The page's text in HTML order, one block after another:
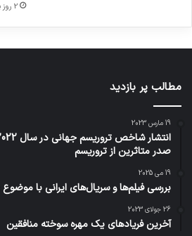
2 روز پیش
مطالب پر بازدید
19 مارس 2023
صدر متاثرین از تروریسم
19 می 2025
بررسی فیلم‌ها و سریال‌های ایرانی با
26 جولای 2023
آخرین فریادهای یک مهره سوخته منافقین